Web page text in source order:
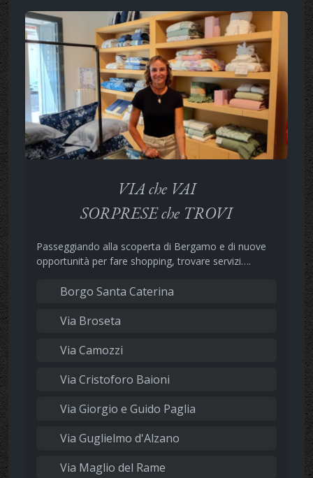
VIA che VAI
SORPRESE che TROVI
Passeggiando alla scoperta di Bergamo e di nuove
opportunità per fare shopping, trovare servizi….
Borgo Santa Caterina
Via Broseta
Via Camozzi
Via Cristoforo Baioni
Via Giorgio e Guido Paglia
Via Guglielmo d'Alzano
Via Maglio del Rame